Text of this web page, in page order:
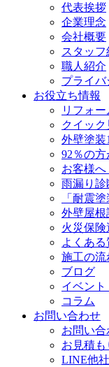
代表挨拶
企業理念
会社概要
スタッフ
職人紹介
プライ
お役立ち情報
リフォ
クイック
外壁塗装
92％の
お客様へ
雨漏り診
「耐震
外壁屋根
火災保険
よくある
施工の流
ブログ
イベント
コラム
お問い合わせ
お問い合
お見積も
LINE他